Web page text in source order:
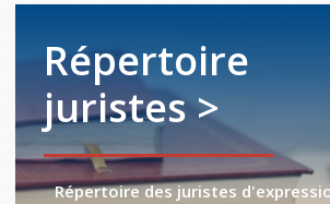
Répertoire
juristes >
Répertoire des juristes